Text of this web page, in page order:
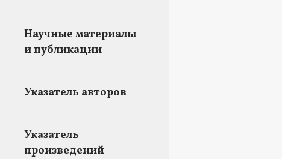
Научные материалы
и публикации
Указатель авторов
Указатель
произведений